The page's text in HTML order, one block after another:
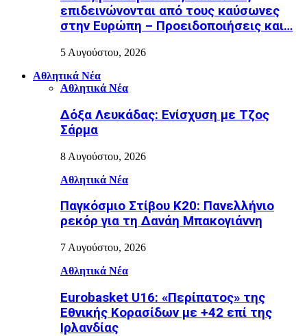
επιδεινώνονται από τους καύσωνες
στην Ευρώπη – Προειδοποιήσεις και…
5 Αυγούστου, 2026
Αθλητικά Νέα
Αθλητικά Νέα
Δόξα Λευκάδας: Ενίσχυση με Τζος
Σάρμα
8 Αυγούστου, 2026
Αθλητικά Νέα
Παγκόσμιο Στίβου Κ20: Πανελλήνιο
ρεκόρ για τη Δανάη Μπακογιάννη
7 Αυγούστου, 2026
Αθλητικά Νέα
Eurobasket U16: «Περίπατος» της
Εθνικής Κορασίδων με +42 επί της
Ιρλανδίας